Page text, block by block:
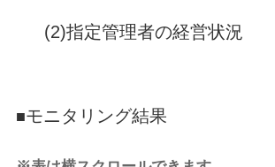
(2)指定管理者の経営状況
■モニタリング結果